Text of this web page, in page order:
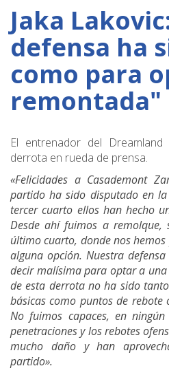
Jaka
defensa ha
como para
remontada"
El entrenador del
derrota en rueda de prensa.
«Felicidades a Casademont
partido ha sido disputado en
tercer cuarto ellos han hecho
Desde ahí fuimos a
último cuarto, donde nos
alguna opción. Nuestra
decir malísima para optar a
de esta derrota no ha sido
básicas como puntos de rebote
No fuimos capaces, en
penetraciones y los rebotes
mucho daño y han
partido».